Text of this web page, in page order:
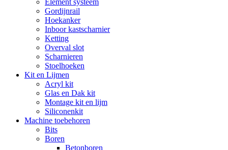
Element systeem
Gordijnrail
Hoekanker
Inboor kastscharnier
Ketting
Overval slot
Scharnieren
Stoelhoeken
Kit en Lijmen
Acryl kit
Glas en Dak kit
Montage kit en lijm
Siliconenkit
Machine toebehoren
Bits
Boren
Betonboren